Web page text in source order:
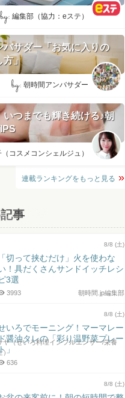
by: 編集部（協力：eステ）
バサダー「お気に入りの
方」
by: 朝時間アンバサダー
いつまでも輝き続ける♪朝
コスメコンシェルジュ）
連載ランキングをもっと見る
事
8/8 (土)
「切って挟むだけ」火を使わな
！具だくさんサンドイッチレシ
3選
朝時間.jp編集部
3993
8/8 (土)
いろでモーニング！マーマレー
醤油タレの「彩り温野菜プレー
」
ヤ（せいろ料理インフルエンサー/栄養
）
636
8/8 (土)